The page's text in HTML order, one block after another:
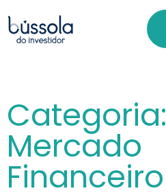
Categoria:
Mercado
Financeiro